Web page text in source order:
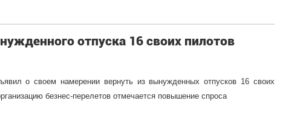
отпуска 16 своих пилотов
о своем намерении вернуть из вынужденных отпусков 16 своих
безнес-перелетов отмечается повышение спроса